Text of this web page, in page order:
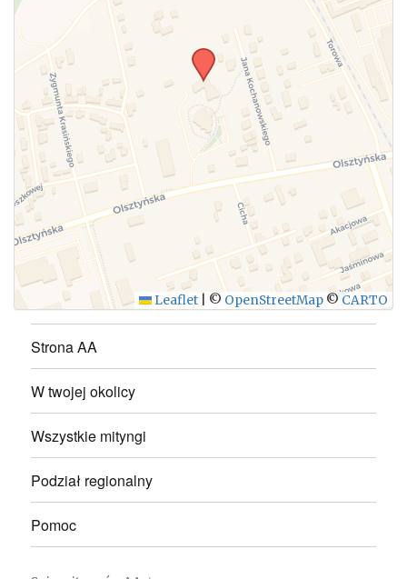
Leaflet © OpenStreetMap © CARTO
Strona AA
W twojej okolicy
Wszystkie mityngi
Podział regionalny
Pomoc